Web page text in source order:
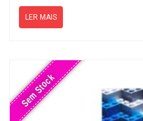
LER MAIS
Sem Stock